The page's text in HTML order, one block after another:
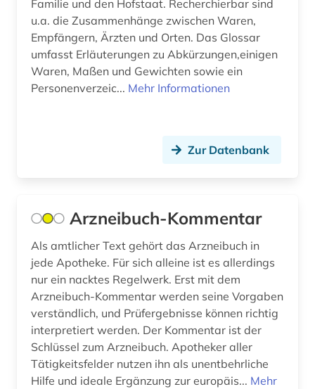
kryoelektronenmikroskopie (1)
kunststoffe (4)
laborbuch (1)
landwirtschaft (2)
lehrbuch (1)
lehrfilme (1)
lehrmittel (3)
Familie und den Hofstaat. Recherchierbar sind
u.a. die Zusammenhänge zwischen Waren,
Empfängern, Ärzten und Orten. Das Glossar
umfasst Erläuterungen zu Abkürzungen,einigen
Waren, Maßen und Gewichten sowie ein
Personenverzeic... Mehr Informationen
Zur Datenbank
Arzneibuch-Kommentar
Als amtlicher Text gehört das Arzneibuch in
jede Apotheke. Für sich alleine ist es allerdings
nur ein nacktes Regelwerk. Erst mit dem
Arzneibuch-Kommentar werden seine Vorgaben
verständlich, und Prüfergebnisse können richtig
interpretiert werden. Der Kommentar ist der
Schlüssel zum Arzneibuch. Apotheker aller
Tätigkeitsfelder nutzen ihn als unentbehrliche
Hilfe und ideale Ergänzung zur europäis... Mehr